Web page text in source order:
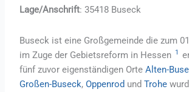
Lage/Anschrift: 35418 Buseck
Buseck ist eine Großgemeinde die zum
im Zuge der Gebietsreform in Hessen 1
fünf zuvor eigenständigen OrteAlten-
Großen-Buseck,Oppenrod undTrohe